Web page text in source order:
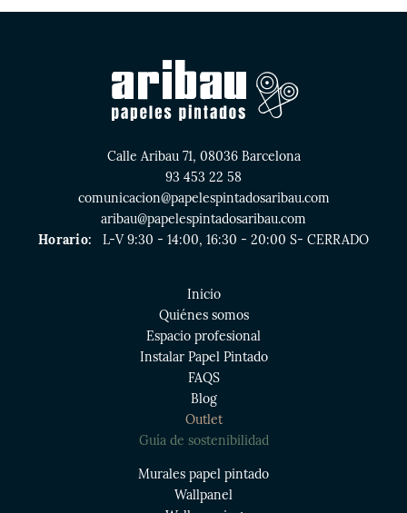
Calle Aribau 71, 08036 Barcelona
93 453 22 58
comunicacion@papelespintadosaribau.com
aribau@papelespintadosaribau.com
Horario:
L-V 9:30 - 14:00, 16:30 - 20:00 S- CERRADO
Inicio
Quiénes somos
Espacio profesional
Instalar Papel Pintado
FAQS
Blog
Outlet
Guía de sostenibilidad
Murales papel pintado
Wallpanel